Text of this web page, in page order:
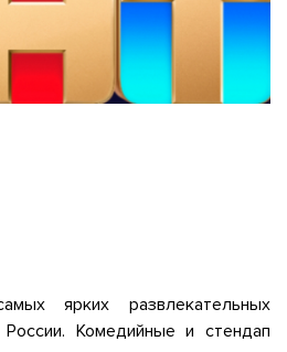
ярких развлекательных
Комедийные и стендап